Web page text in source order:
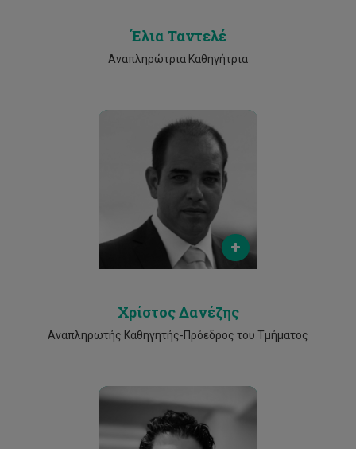
Έλια Ταντελέ
Αναπληρώτρια Καθηγήτρια
chris.danezis@cut.ac.cy
Phone
25002352
Χρίστος Δανέζης
Αναπληρωτής Καθηγητής-Πρόεδρος του Τμήματος
Email